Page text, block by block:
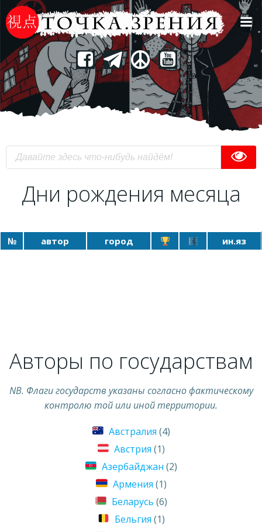
Перейти
к
содержимому
Дни рождения месяца
№ автор город ин.яз
Авторы по государствам
NB. Флаги государств указаны согласно фактическому
контролю той или иной территории.
Австралия (4)
Австрия (1)
Азербайджан (2)
Армения (1)
Беларусь (6)
Бельгия (1)